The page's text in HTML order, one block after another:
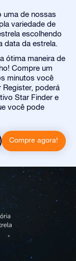
uma de nossas
variedade de
escolhendo
data da estrela.
ótima maneira de
Compre um
minutos você
Register, poderá
Star Finder e
você pode
Compre agora!